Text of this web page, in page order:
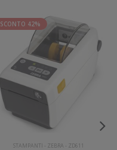
SCONTO 42%
STAMPANTI - ZEBRA - ZD611